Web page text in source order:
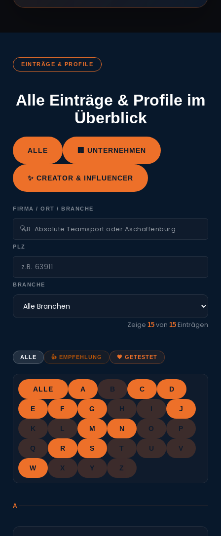
EINTRÄGE & PROFILE
Alle Einträge & Profile im
Überblick
ALLE 🏢 UNTERNEHMEN
✨ CREATOR & INFLUENCER
FIRMA / ORT / BRANCHE
🔍
PLZ
BRANCHE
Zeige 15 von 15 Einträgen
ALLE 👍 EMPFEHLUNG 🧡 GETESTET
ALLE A B C D
E F G H I J
K L M N O P
Q R S T U V
W X Y Z
A